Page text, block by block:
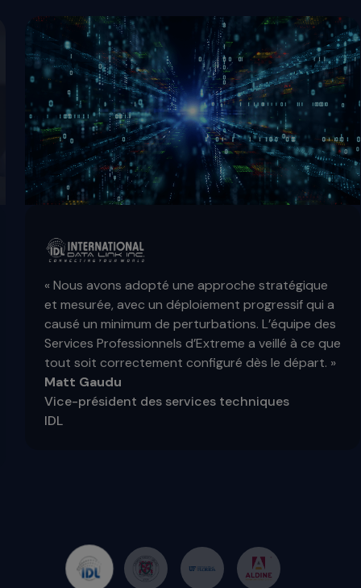
« Nous avons adopté une approche stratégique
et mesurée, avec un déploiement progressif qui a
causé un minimum de perturbations. L’équipe des
Services Professionnels d’Extreme a veillé à ce que
tout soit correctement configuré dès le départ. »
Matt Gaudu
Vice-président des services techniques
IDL